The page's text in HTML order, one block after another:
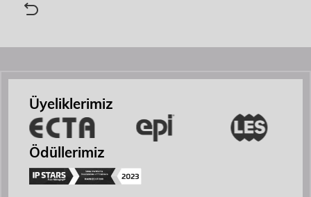
Etkinlikler
İletişim
Üyeliklerimiz
Ödüllerimiz